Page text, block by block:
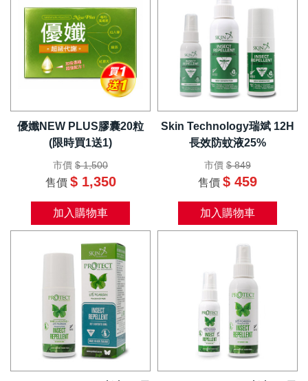
優孅NEW PLUS膠囊20粒
(限時買1送1)
市價 $ 1,500
售價 $ 1,350
加入購物車
Skin Technology瑞斌 12H
長效防蚊液25%
市價 $ 849
售價 $ 459
加入購物車